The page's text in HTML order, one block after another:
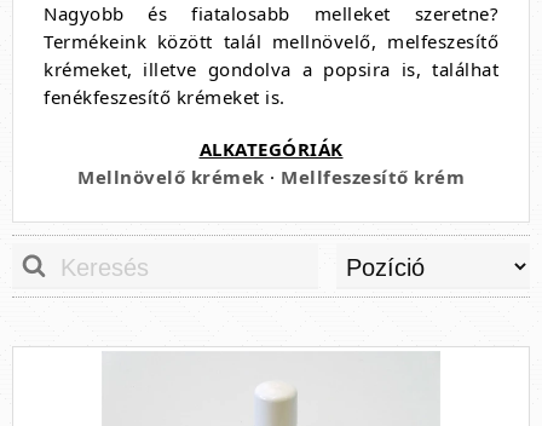
Nagyobb és fiatalosabb melleket szeretne?
Termékeink között talál mellnövelő, melfeszesítő
krémeket, illetve gondolva a popsira is, találhat
fenékfeszesítő krémeket is.
ALKATEGÓRIÁK
Mellnövelő krémek · Mellfeszesítő krém